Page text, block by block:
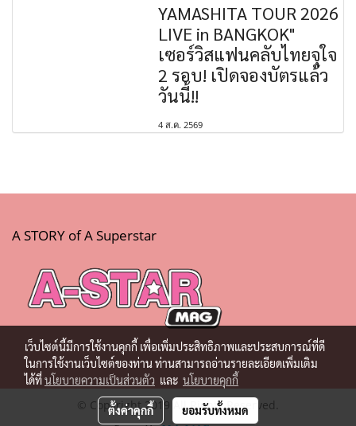
YAMASHITA TOUR 2026
LIVE in BANGKOK"
เซอร์วิสแฟนคลับไทยจุใจ
2 รอบ! เปิดจองบัตรแล้ว
วันนี้!!
4 ส.ค. 2569
A STORY of A Superstar
© Copyright 2019 All Rights Reserved.
เว็บไซต์นี้มีการใช้งานคุกกี้ เพื่อเพิ่มประสิทธิภาพและประสบการณ์ที่ดี
ในการใช้งานเว็บไซต์ของท่าน ท่านสามารถอ่านรายละเอียดเพิ่มเติม
ได้ที่นโยบายความเป็นส่วนตัว และ นโยบายคุกกี้
ตั้งค่าคุกกี้ ยอมรับทั้งหมด